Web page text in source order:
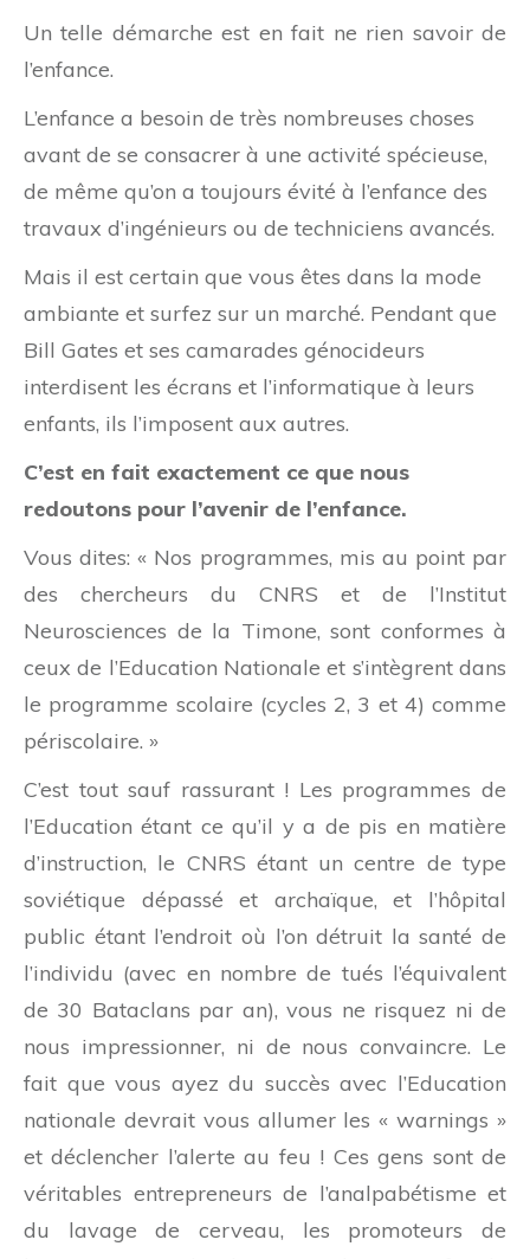
Un telle démarche est en fait ne rien savoir de
l’enfance.
L’enfance a besoin de très nombreuses choses
avant de se consacrer à une activité spécieuse,
de même qu’on a toujours évité à l’enfance des
travaux d’ingénieurs ou de techniciens avancés.
Mais il est certain que vous êtes dans la mode
ambiante et surfez sur un marché. Pendant que
Bill Gates et ses camarades génocideurs
interdisent les écrans et l’informatique à leurs
enfants, ils l’imposent aux autres.
C’est en fait exactement ce que nous
redoutons pour l’avenir de l’enfance.
Vous dites: « Nos programmes, mis au point par
des chercheurs du CNRS et de l’Institut
Neurosciences de la Timone, sont conformes à
ceux de l’Education Nationale et s’intègrent dans
le programme scolaire (cycles 2, 3 et 4) comme
périscolaire. »
C’est tout sauf rassurant ! Les programmes de
l’Education étant ce qu’il y a de pis en matière
d’instruction, le CNRS étant un centre de type
soviétique dépassé et archaïque, et l’hôpital
public étant l’endroit où l’on détruit la santé de
l’individu (avec en nombre de tués l’équivalent
de 30 Bataclans par an), vous ne risquez ni de
nous impressionner, ni de nous convaincre. Le
fait que vous ayez du succès avec l’Education
nationale devrait vous allumer les « warnings »
et déclencher l’alerte au feu ! Ces gens sont de
véritables entrepreneurs de l’analpabétisme et
du lavage de cerveau, les promoteurs de